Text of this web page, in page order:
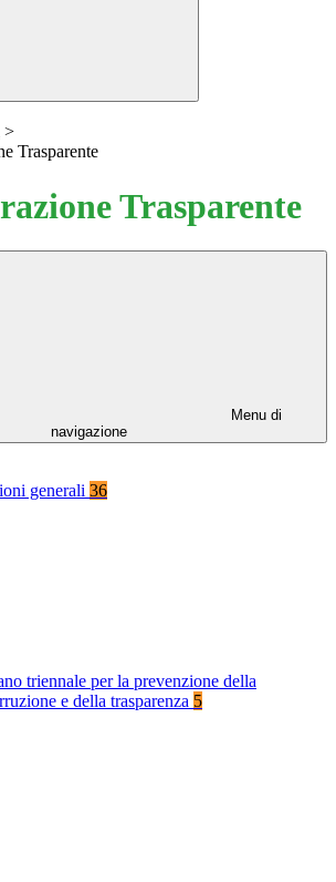
>
Trasparente
Trasparente
Menu di
navigazione
generali 36
triennale per la prevenzione della
e della trasparenza 5